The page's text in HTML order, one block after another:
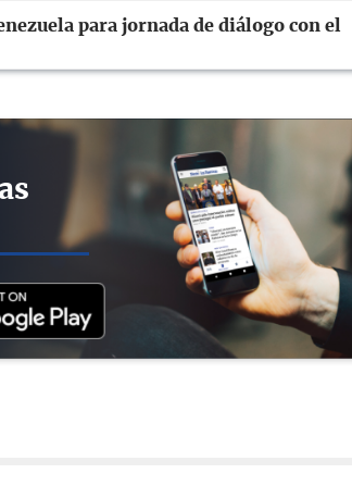
para jornada de diálogo con el